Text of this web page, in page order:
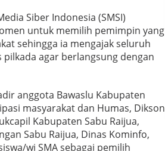
Siber Indonesia (SMSI)
untuk memilih pemimpin yang
sehingga ia mengajak seluruh
agar berlangsung dengan
anggota Bawaslu Kabupaten
masyarakat dan Humas, Dikson
Kabupaten Sabu Raijua,
Sabu Raijua, Dinas Kominfo,
wi SMA sebagai pemilih